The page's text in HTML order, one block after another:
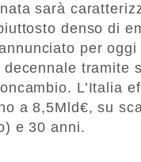
sarà
denso di
per
tramite
L’Italia
a 8,5Mld€, su
e 30 anni.